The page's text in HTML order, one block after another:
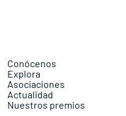
Conócenos
Explora
Asociaciones
Actualidad
Nuestros premios